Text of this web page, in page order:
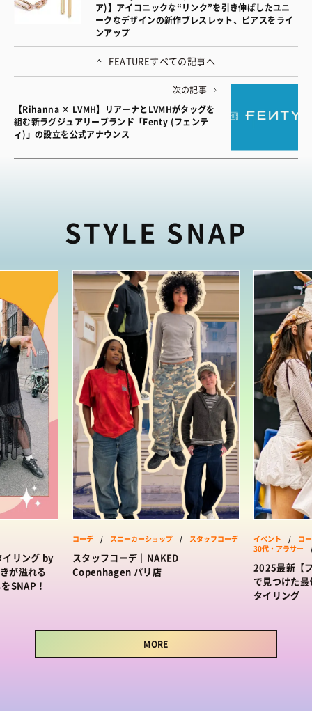
ア)】アイコニックな“リンク”を引き伸ばしたユニ
ークなデザインの新作ブレスレット、ピアスをライ
ンアップ
FEATUREすべての記事へ
次の記事
【Rihanna × LVMH】リアーナとLVMHがタッグを
組む新ラグジュアリーブランド「Fenty (フェンテ
ィ)」の設立を公式アナウンス
STYLE SNAP
リング by
が溢れる
SNAP！
コーデ / スニーカーショップ / スタッフコーデ
スタッフコーデ｜NAKED
Copenhagen パリ店
イベント / コ
30代・アラサー
2025最新【
で見つけた
タイリング
MORE